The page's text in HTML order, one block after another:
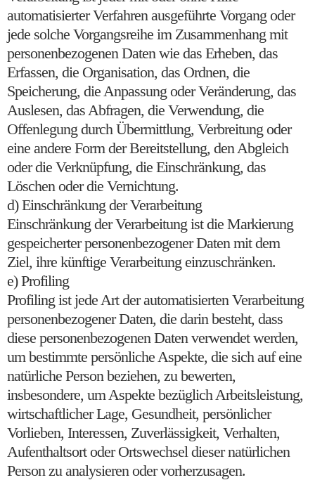
automatisierter Verfahren ausgeführte Vorgang oder
jede solche Vorgangsreihe im Zusammenhang mit
personenbezogenen Daten wie das Erheben, das
Erfassen, die Organisation, das Ordnen, die
Speicherung, die Anpassung oder Veränderung, das
Auslesen, das Abfragen, die Verwendung, die
Offenlegung durch Übermittlung, Verbreitung oder
eine andere Form der Bereitstellung, den Abgleich
oder die Verknüpfung, die Einschränkung, das
Löschen oder die Vernichtung.
d) Einschränkung der Verarbeitung
Einschränkung der Verarbeitung ist die Markierung
gespeicherter personenbezogener Daten mit dem
Ziel, ihre künftige Verarbeitung einzuschränken.
e) Profiling
Profiling ist jede Art der automatisierten Verarbeitung
personenbezogener Daten, die darin besteht, dass
diese personenbezogenen Daten verwendet werden,
um bestimmte persönliche Aspekte, die sich auf eine
natürliche Person beziehen, zu bewerten,
insbesondere, um Aspekte bezüglich Arbeitsleistung,
wirtschaftlicher Lage, Gesundheit, persönlicher
Vorlieben, Interessen, Zuverlässigkeit, Verhalten,
Aufenthaltsort oder Ortswechsel dieser natürlichen
Person zu analysieren oder vorherzusagen.